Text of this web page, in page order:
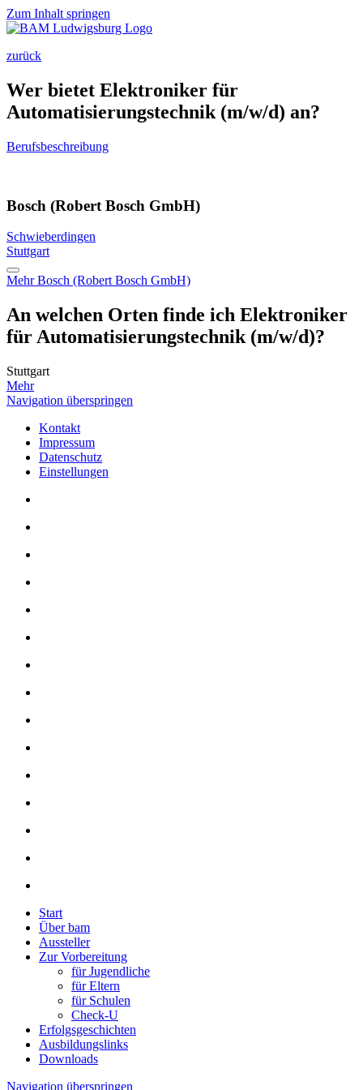
Zum Inhalt springen
zurück
Wer bietet Elektroniker für
Automatisierungstechnik (m/w/d) an?
Berufsbeschreibung
Bosch (Robert Bosch GmbH)
Schwieberdingen
Stuttgart
MehrBosch (Robert Bosch GmbH)
An welchen Orten finde ich Elektroniker
für Automatisierungstechnik (m/w/d)?
Stuttgart
Mehr
Navigation überspringen
Kontakt
Impressum
Datenschutz
Einstellungen
Start
Über bam
Aussteller
Zur Vorbereitung
für Jugendliche
für Eltern
für Schulen
Check-U
Erfolgsgeschichten
Ausbildungslinks
Downloads
Navigation überspringen